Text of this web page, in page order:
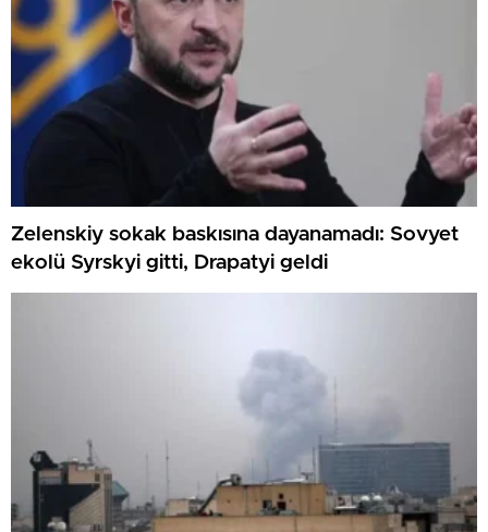
Zelenskiy sokak baskısına dayanamadı: Sovyet
ekolü Syrskyi gitti, Drapatyi geldi